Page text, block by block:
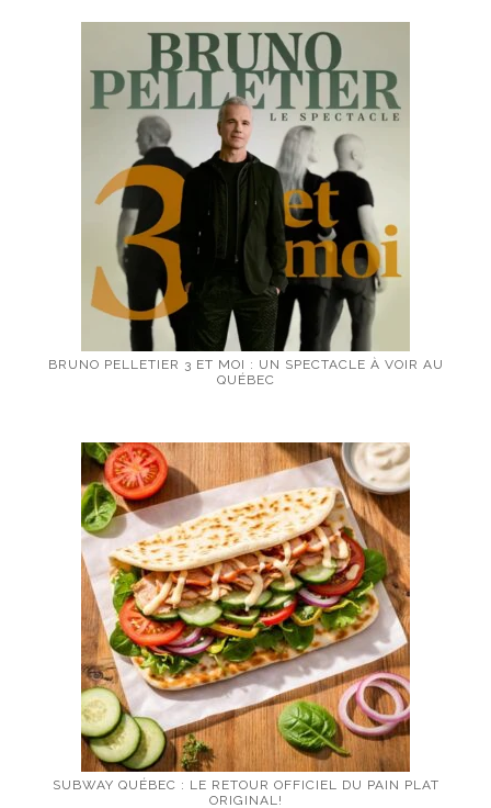
BRUNO PELLETIER 3 ET MOI : UN SPECTACLE À VOIR AU
QUÉBEC
SUBWAY QUÉBEC : LE RETOUR OFFICIEL DU PAIN PLAT
ORIGINAL!